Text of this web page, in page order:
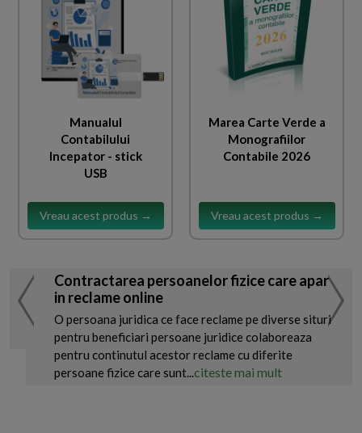
Manualul
Contabilului
Incepator - stick
USB
Vreau acest produs →
Marea Carte Verde a
Monografiilor
Contabile 2026
Vreau acest produs →
Contractarea persoanelor fizice care apar
in reclame online
O persoana juridica ce face reclame pe diverse situri
pentru beneficiari persoane juridice colaboreaza
pentru continutul acestor reclame cu diferite
persoane fizice care sunt...citeste mai mult